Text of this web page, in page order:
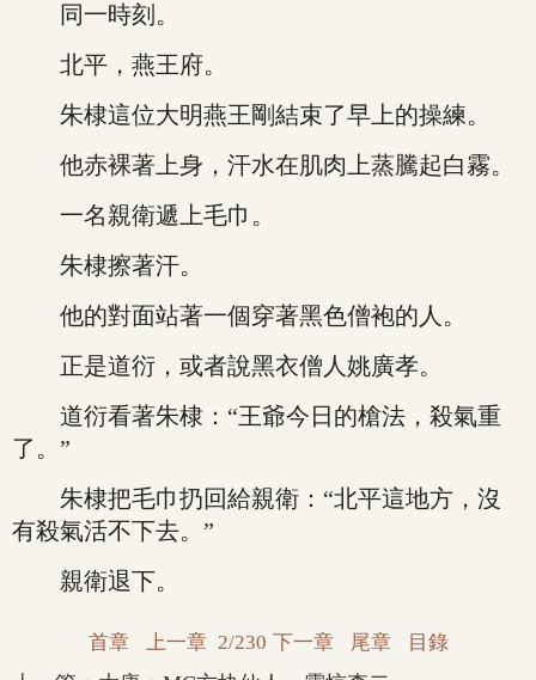
同一時刻。
北平，燕王府。
朱棣這位大明燕王剛結束了早上的操練。
他赤裸著上身，汗水在肌肉上蒸騰起白霧。
一名親衛遞上毛巾。
朱棣擦著汗。
他的對面站著一個穿著黑色僧袍的人。
正是道衍，或者說黑衣僧人姚廣孝。
道衍看著朱棣：“王爺今日的槍法，殺氣重
了。”
朱棣把毛巾扔回給親衛：“北平這地方，沒
有殺氣活不下去。”
親衛退下。
首章 上一章 2/230 下一章 尾章 目錄